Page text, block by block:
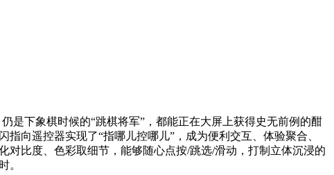
是下象棋时候的“跳棋将军”，都能正在大屏上获得史无前例的酣
向遥控器实现了“指哪儿控哪儿”，成为便利交互、体验聚合、
比度、色彩取细节，能够随心点按/跳选/滑动，打制立体沉浸的
。